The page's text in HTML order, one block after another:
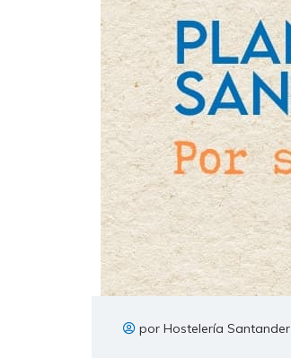
por Hostelería Santander